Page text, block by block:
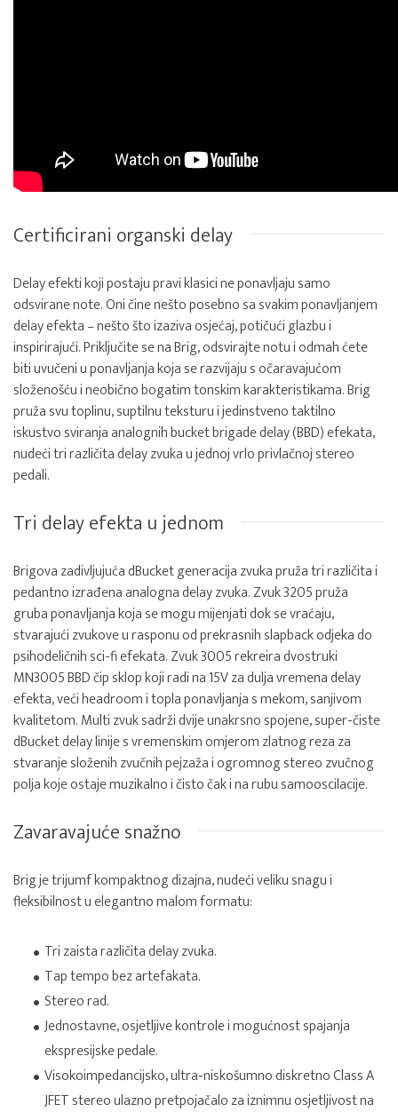
Certificirani organski delay
Delay efekti koji postaju pravi klasici ne ponavljaju samo
odsvirane note. Oni čine nešto posebno sa svakim ponavljanjem
delay efekta – nešto što izaziva osjećaj, potičući glazbu i
inspirirajući. Priključite se na Brig, odsvirajte notu i odmah ćete
biti uvučeni u ponavljanja koja se razvijaju s očaravajućom
složenošću i neobično bogatim tonskim karakteristikama. Brig
pruža svu toplinu, suptilnu teksturu i jedinstveno taktilno
iskustvo sviranja analognih bucket brigade delay (BBD) efekata,
nudeći tri različita delay zvuka u jednoj vrlo privlačnoj stereo
pedali.
Tri delay efekta u jednom
Brigova zadivljujuća dBucket generacija zvuka pruža tri različita i
pedantno izrađena analogna delay zvuka. Zvuk 3205 pruža
gruba ponavljanja koja se mogu mijenjati dok se vraćaju,
stvarajući zvukove u rasponu od prekrasnih slapback odjeka do
psihodeličnih sci-fi efekata. Zvuk 3005 rekreira dvostruki
MN3005 BBD čip sklop koji radi na 15V za dulja vremena delay
efekta, veći headroom i topla ponavljanja s mekom, sanjivom
kvalitetom. Multi zvuk sadrži dvije unakrsno spojene, super-čiste
dBucket delay linije s vremenskim omjerom zlatnog reza za
stvaranje složenih zvučnih pejzaža i ogromnog stereo zvučnog
polja koje ostaje muzikalno i čisto čak i na rubu samooscilacije.
Zavaravajuće snažno
Brig je trijumf kompaktnog dizajna, nudeći veliku snagu i
fleksibilnost u elegantno malom formatu:
Tri zaista različita delay zvuka.
Tap tempo bez artefakata.
Stereo rad.
Jednostavne, osjetljive kontrole i mogućnost spajanja
ekspresijske pedale.
Visokoimpedancijsko, ultra-niskošumno diskretno Class A
JFET stereo ulazno pretpojačalo za iznimnu osjetljivost na